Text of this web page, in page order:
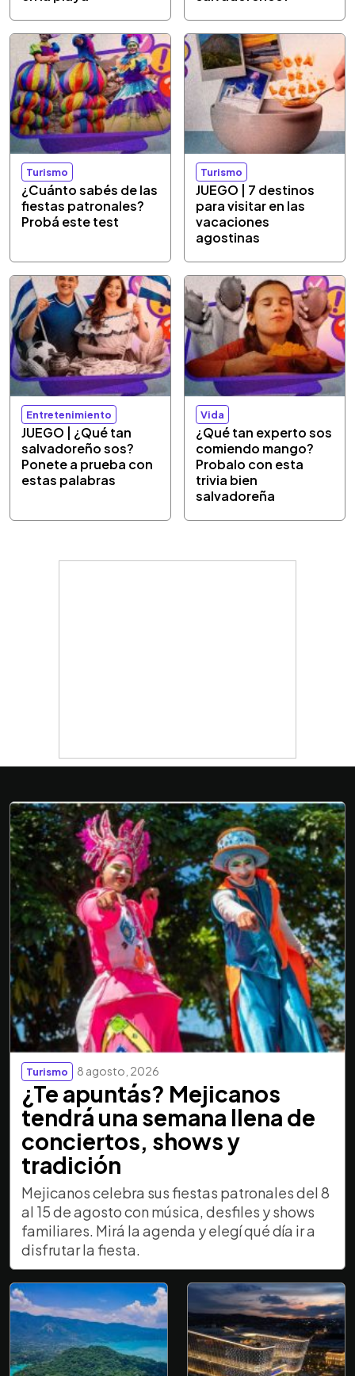
Turismo
¿Cuánto sabés de las
fiestas patronales?
Probá este test
Turismo
JUEGO | 7 destinos
para visitar en las
vacaciones
agostinas
Entretenimiento
JUEGO | ¿Qué tan
salvadoreño sos?
Ponete a prueba con
estas palabras
Vida
¿Qué tan experto sos
comiendo mango?
Probalo con esta
trivia bien
salvadoreña
Turismo 8 agosto, 2026
¿Te apuntás? Mejicanos
tendrá una semana llena de
conciertos, shows y
tradición
Mejicanos celebra sus fiestas patronales del 8
al 15 de agosto con música, desfiles y shows
familiares. Mirá la agenda y elegí qué día ir a
disfrutar la fiesta.